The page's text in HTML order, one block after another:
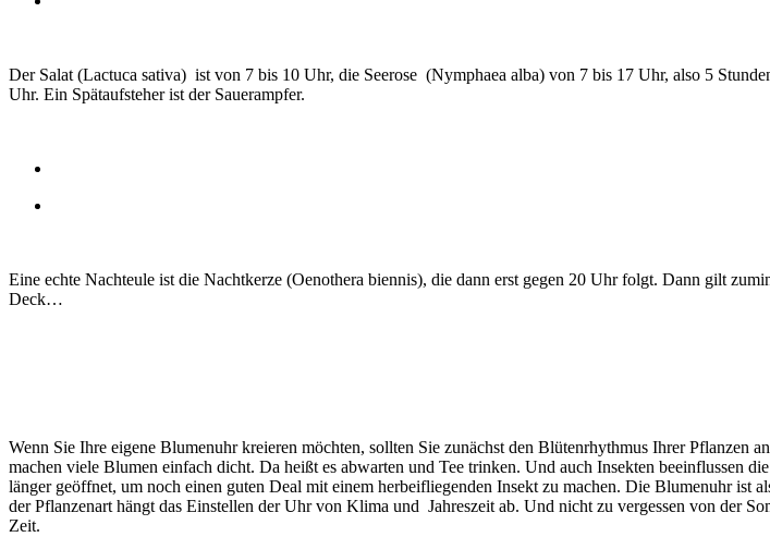
Der Salat (Lactuca sativa) ist von 7 bis 10 Uhr, die Seerose (Nymphaea alba) von 7 bis 17 Uhr, also 5
Uhr. Ein Spätaufsteher ist der Sauerampfer.
Eine echte Nachteule ist die Nachtkerze (Oenothera biennis), die dann erst gegen 20 Uhr folgt. Dann gilt
Deck…
Wenn Sie Ihre eigene Blumenuhr kreieren möchten, sollten Sie zunächst den Blütenrhythmus Ihrer Pflanzen
machen viele Blumen einfach dicht. Da heißt es abwarten und Tee trinken. Und auch Insekten beeinflussen
länger geöffnet, um noch einen guten Deal mit einem herbeifliegenden Insekt zu machen. Die Blumenuhr ist
der Pflanzenart hängt das Einstellen der Uhr von Klima und Jahreszeit ab. Und nicht zu vergessen von der
Zeit.